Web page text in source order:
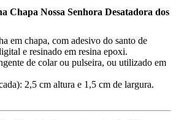
Chapa Nossa Senhora Desatadora dos
em chapa, com adesivo do santo de
e resinado em resina epoxi.
de colar ou pulseira, ou utilizado em
2,5 cm altura e 1,5 cm de largura.